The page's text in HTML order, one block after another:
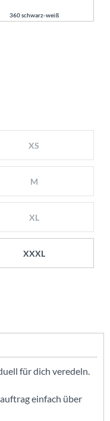
360 schwarz-weiß
XS
M
XL
XXXL
für dich veredeln.
einfach über